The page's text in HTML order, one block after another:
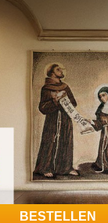
BESTELLEN